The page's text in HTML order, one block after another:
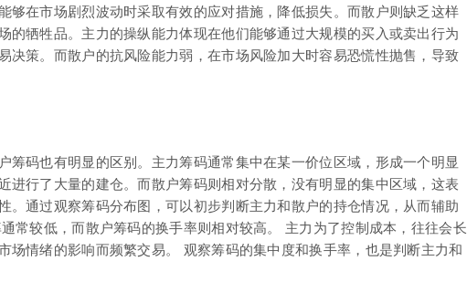
够在市场剧烈波动时采取有效的应对措施，降低损失。而散户则缺乏这样
的牺牲品。主力的操纵能力体现在他们能够通过大规模的买入或卖出行为
决策。而散户的抗风险能力弱，在市场风险加大时容易恐慌性抛售，导致
筹码也有明显的区别。主力筹码通常集中在某一价位区域，形成一个明显
进行了大量的建仓。而散户筹码则相对分散，没有明显的集中区域，这表
。通过观察筹码分布图，可以初步判断主力和散户的持仓情况，从而辅助
常较低，而散户筹码的换手率则相对较高。 主力为了控制成本，往往会长
场情绪的影响而频繁交易。 观察筹码的集中度和换手率，也是判断主力和